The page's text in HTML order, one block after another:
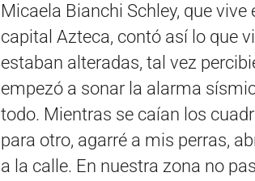
Micaela Bianchi Schley, que
capital Azteca, contó así lo que
estaban alteradas, tal vez
empezó a sonar la alarma
todo. Mientras se caían los
para otro, agarré a mis perras,
a la calle. En nuestra zona no